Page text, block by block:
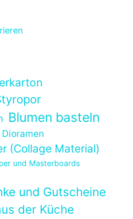
Blumen basteln
(Collage Material)
und Masterboards
und Gutscheine
der Küche